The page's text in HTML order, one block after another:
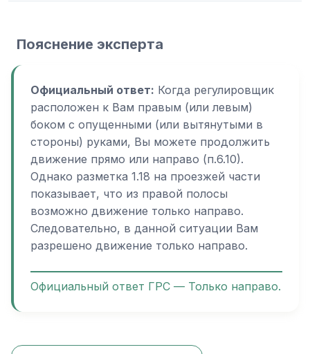
Пояснение эксперта
Официальный ответ: Когда регулировщик
расположен к Вам правым (или левым)
боком с опущенными (или вытянутыми в
стороны) руками, Вы можете продолжить
движение прямо или направо (п.6.10).
Однако разметка 1.18 на проезжей части
показывает, что из правой полосы
возможно движение только направо.
Следовательно, в данной ситуации Вам
разрешено движение только направо.
Официальный ответ ГРС — Только направо.